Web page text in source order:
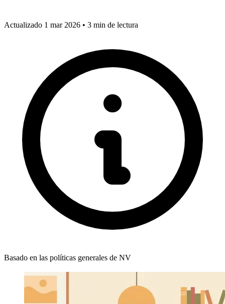
Actualizado 1 mar 2026 • 3 min de lectura
Basado en las políticas generales de NV